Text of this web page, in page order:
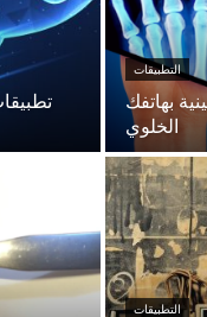
التطبيقات
بهاتفك
الخلوي
التطبيقات